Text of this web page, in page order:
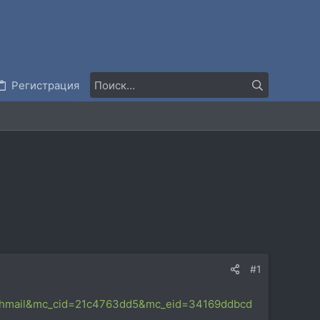
Регистрация
#1